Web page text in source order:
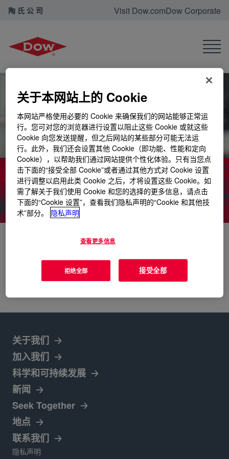
陶氏公司 Visit Dow.comDow Corporate
新闻中心
Show Month/Year Filters
关于我们
加入我们
科学和可持续发展 在新标签页中打开
新闻
Seek Together 在新标签页中打开
地点
联系我们 在新标签页中打开
隐私声明
在新标签页中打开
关于本网站上的 Cookie
本网站严格使用必要的 Cookie 来确保我们的网站能够正常运
行。您可对您的浏览器进行设置以阻止这些 Cookie 或就这些
Cookie 向您发送提醒，但之后网站的某些部分可能无法运
行。此外，我们还会设置其他 Cookie（即功能、性能和定向
Cookie），以帮助我们通过网站提供个性化体验。只有当您点
击下面的“接受全部 Cookie”或者通过其他方式对 Cookie 设置
进行调整以启用此类 Cookie 之后，才将设置这些 Cookie。如
需了解关于我们使用 Cookie 和您的选择的更多信息，请点击
下面的“Cookie 设置”，查看我们隐私声明的“Cookie 和其他技
术”部分。
隐私声明
查看更多信息
拒绝全部 接受全部